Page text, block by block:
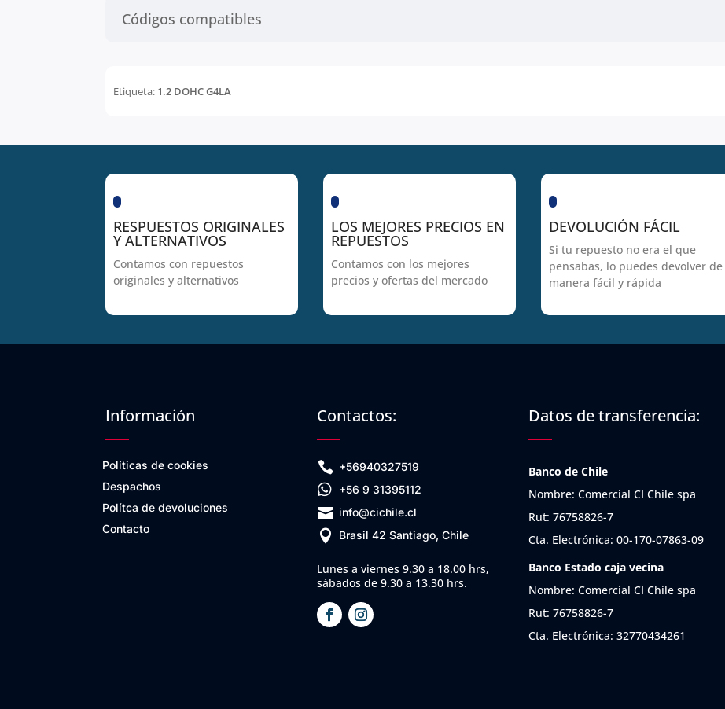
Códigos compatibles
Etiqueta: 1.2 DOHC G4LA
RESPUESTOS ORIGINALES
Y ALTERNATIVOS
Contamos con repuestos
originales y alternativos
LOS MEJORES PRECIOS EN
REPUESTOS
Contamos con los mejores
precios y ofertas del mercado
DEVOLUCIÓN FÁCIL
Si tu repuesto no era el que
pensabas, lo puedes devolver de
manera fácil y rápida
Información
Políticas de cookies
Despachos
Polítca de devoluciones
Contacto
Contactos:
 +56940327519
 +56 9 31395112
 info@cichile.cl
 Brasil 42 Santiago, Chile
Lunes a viernes 9.30 a 18.00 hrs,
sábados de 9.30 a 13.30 hrs.
Datos de transferencia:
Banco de Chile
Nombre: Comercial CI Chile spa
Rut: 76758826-7
Cta. Electrónica: 00-170-07863-09
Banco Estado caja vecina
Nombre: Comercial CI Chile spa
Rut: 76758826-7
Cta. Electrónica: 32770434261